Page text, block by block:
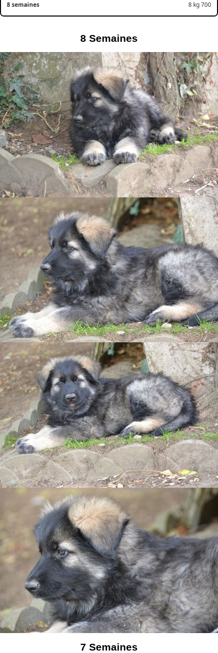
8 kg 700
8 Semaines
7 Semaines